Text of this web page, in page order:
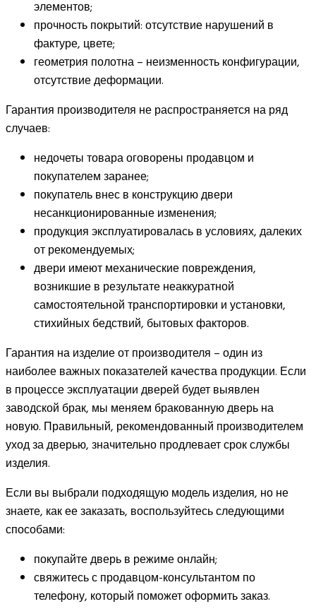
элементов;
прочность покрытий: отсутствие нарушений в
фактуре, цвете;
геометрия полотна – неизменность конфигурации,
отсутствие деформации.
Гарантия производителя не распространяется на ряд
случаев:
недочеты товара оговорены продавцом и
покупателем заранее;
покупатель внес в конструкцию двери
несанкционированные изменения;
продукция эксплуатировалась в условиях, далеких
от рекомендуемых;
двери имеют механические повреждения,
возникшие в результате неаккуратной
самостоятельной транспортировки и установки,
стихийных бедствий, бытовых факторов.
Гарантия на изделие от производителя – один из
наиболее важных показателей качества продукции. Если
в процессе эксплуатации дверей будет выявлен
заводской брак, мы меняем бракованную дверь на
новую. Правильный, рекомендованный производителем
уход за дверью, значительно продлевает срок службы
изделия.
Если вы выбрали подходящую модель изделия, но не
знаете, как ее заказать, воспользуйтесь следующими
способами:
покупайте дверь в режиме онлайн;
свяжитесь с продавцом-консультантом по
телефону, который поможет оформить заказ.